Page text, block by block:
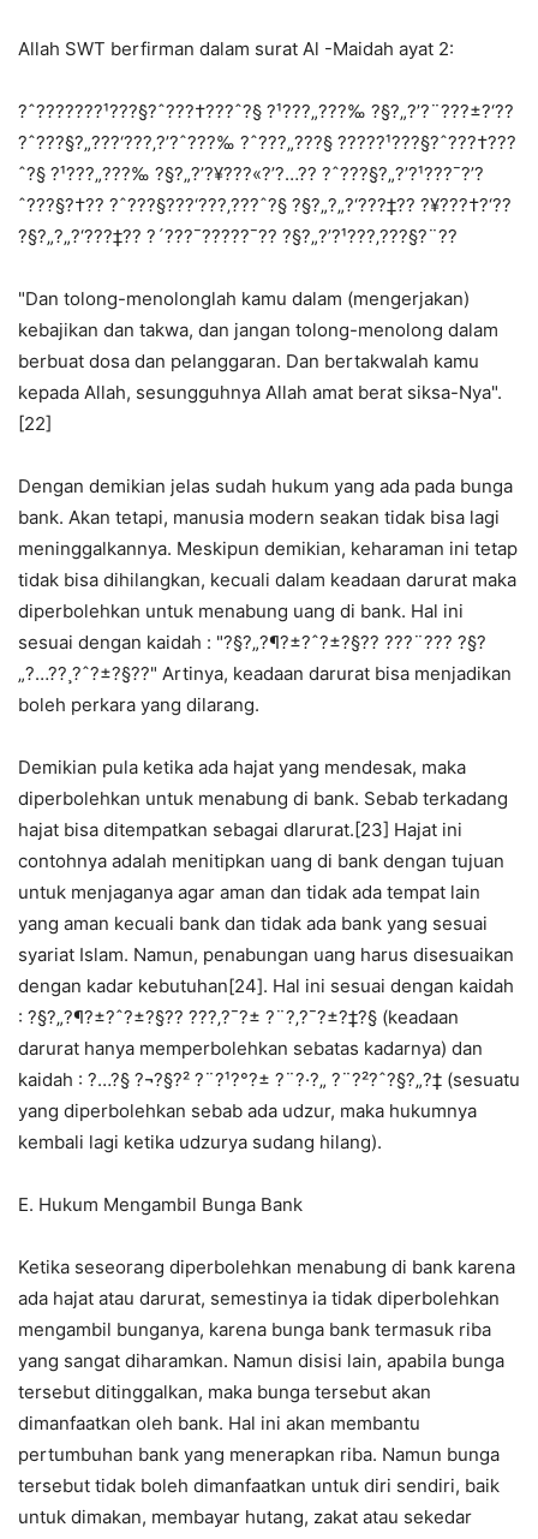
Allah SWT berfirman dalam surat Al -Maidah ayat 2:
?ˆ???????¹???§?ˆ???†???ˆ?§ ?¹???„???‰ ?§?„?’?¨???±?‘??
?ˆ???§?„???‘???‚?’?ˆ???‰ ?ˆ???„???§ ?????¹???§?ˆ???†???
ˆ?§ ?¹???„???‰ ?§?„?’?¥???«?’?…?? ?ˆ???§?„?’?¹???¯?’?
ˆ???§?†?? ?ˆ???§???‘???‚???ˆ?§ ?§?„?„?‘???‡?? ?¥???†?‘??
?§?„?„?‘???‡?? ?´???¯?????¯?? ?§?„?’?¹???‚???§?¨??
"Dan tolong-menolonglah kamu dalam (mengerjakan)
kebajikan dan takwa, dan jangan tolong-menolong dalam
berbuat dosa dan pelanggaran. Dan bertakwalah kamu
kepada Allah, sesungguhnya Allah amat berat siksa-Nya".
[22]
Dengan demikian jelas sudah hukum yang ada pada bunga
bank. Akan tetapi, manusia modern seakan tidak bisa lagi
meninggalkannya. Meskipun demikian, keharaman ini tetap
tidak bisa dihilangkan, kecuali dalam keadaan darurat maka
diperbolehkan untuk menabung uang di bank. Hal ini
sesuai dengan kaidah : "?§?„?¶?±?ˆ?±?§?? ???¨???­ ?§?
„?…?­?¸?ˆ?±?§??" Artinya, keadaan darurat bisa menjadikan
boleh perkara yang dilarang.
Demikian pula ketika ada hajat yang mendesak, maka
diperbolehkan untuk menabung di bank. Sebab terkadang
hajat bisa ditempatkan sebagai dlarurat.[23] Hajat ini
contohnya adalah menitipkan uang di bank dengan tujuan
untuk menjaganya agar aman dan tidak ada tempat lain
yang aman kecuali bank dan tidak ada bank yang sesuai
syariat Islam. Namun, penabungan uang harus disesuaikan
dengan kadar kebutuhan[24]. Hal ini sesuai dengan kaidah
: ?§?„?¶?±?ˆ?±?§?? ???‚?¯?± ?¨?‚?¯?±?‡?§ (keadaan
darurat hanya memperbolehkan sebatas kadarnya) dan
kaidah : ?…?§ ?¬?§?² ?¨?¹?°?± ?¨?·?„ ?¨?²?ˆ?§?„?‡ (sesuatu
yang diperbolehkan sebab ada udzur, maka hukumnya
kembali lagi ketika udzurya sudang hilang).
E. Hukum Mengambil Bunga Bank
Ketika seseorang diperbolehkan menabung di bank karena
ada hajat atau darurat, semestinya ia tidak diperbolehkan
mengambil bunganya, karena bunga bank termasuk riba
yang sangat diharamkan. Namun disisi lain, apabila bunga
tersebut ditinggalkan, maka bunga tersebut akan
dimanfaatkan oleh bank. Hal ini akan membantu
pertumbuhan bank yang menerapkan riba. Namun bunga
tersebut tidak boleh dimanfaatkan untuk diri sendiri, baik
untuk dimakan, membayar hutang, zakat atau sekedar